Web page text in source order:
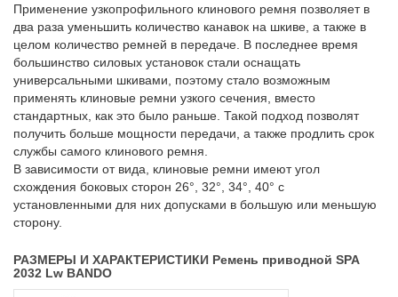
Применение узкопрофильного клинового ремня позволяет в
два раза уменьшить количество канавок на шкиве, а также в
целом количество ремней в передаче. В последнее время
большинство силовых установок стали оснащать
универсальными шкивами, поэтому стало возможным
применять клиновые ремни узкого сечения, вместо
стандартных, как это было раньше. Такой подход позволят
получить больше мощности передачи, а также продлить срок
службы самого клинового ремня.
В зависимости от вида, клиновые ремни имеют угол
схождения боковых сторон 26°, 32°, 34°, 40° с
установленными для них допусками в большую или меньшую
сторону.
РАЗМЕРЫ И ХАРАКТЕРИСТИКИ Ремень приводной SPA
2032 Lw BANDO